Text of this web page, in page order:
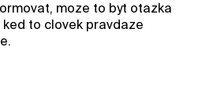
moze to byt otazka
to clovek pravdaze